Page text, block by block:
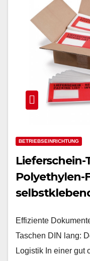
BETRIEBSEINRICHTUNG
Lieferschein-
Polyethylen-
Effiziente
Taschen DIN lang:
Logistik In einer gut